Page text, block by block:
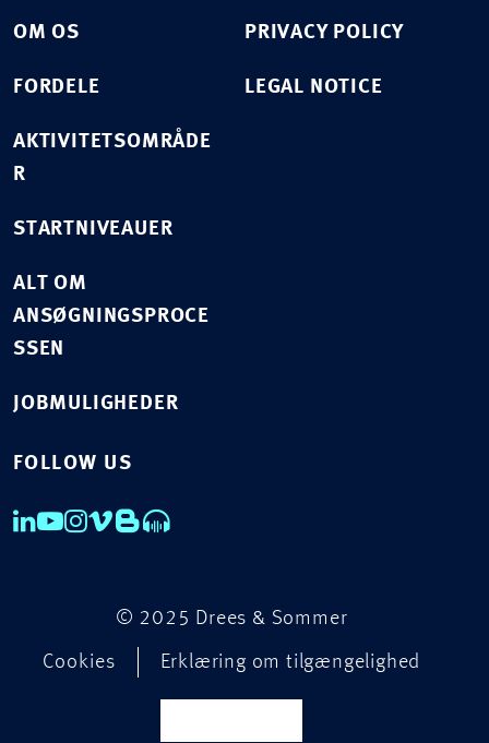
OM OS
FORDELE
AKTIVITETSOMRÅDE
R
STARTNIVEAUER
ALT OM
ANSØGNINGSPROCE
SSEN
JOBMULIGHEDER
PRIVACY POLICY
LEGAL NOTICE
FOLLOW US
© 2025 Drees & Sommer
Cookies Erklæring om tilgængelighed